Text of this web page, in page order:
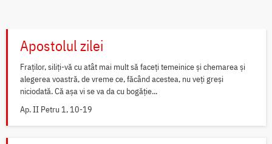
Apostolul zilei
Fraților, siliți-vă cu atât mai mult să faceți temeinice și chemarea și
alegerea voastră, de vreme ce, făcând acestea, nu veți greși
niciodată. Că așa vi se va da cu bogăție...
Ap. II Petru 1, 10-19